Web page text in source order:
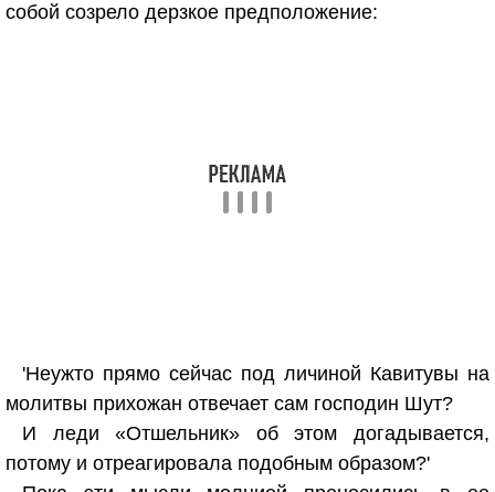
собой созрело дерзкое предположение:
'Неужто прямо сейчас под личиной Кавитувы на
молитвы прихожан отвечает сам господин Шут?
И леди «Отшельник» об этом догадывается,
потому и отреагировала подобным образом?'